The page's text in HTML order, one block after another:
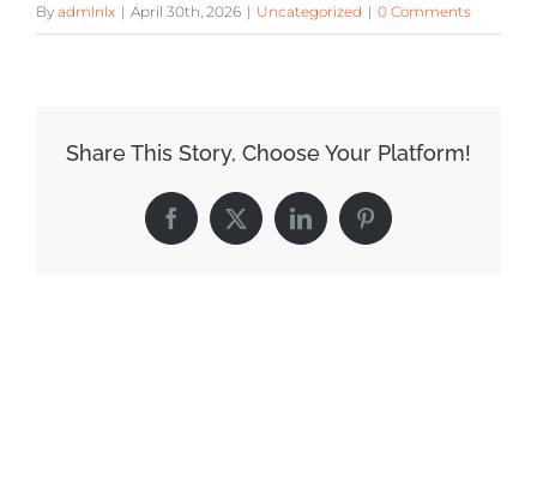
By admlnlx | April 30th, 2026 | Uncategorized | 0 Comments
Share This Story, Choose Your Platform!
Facebook
X LinkedInPinterest